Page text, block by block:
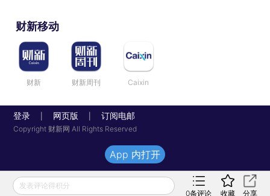
财新移动
财新 财新周刊 Caixin
登录 网页版 订阅电邮
Copyright 财新网 All Rights Reserved
发表评论得积分
0条评论 收藏 分享
App 内打开